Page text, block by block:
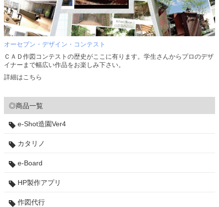
オーセブン・デザイン・コンテスト
ＣＡＤ作図コンテストの歴史がここに有ります。学生さんからプロのデザ
イナーまで幅広い作品をお楽しみ下さい。
詳細はこちら
◎商品一覧
e-Shot造園Ver4
カタリノ
e-Board
HP製作アプリ
作図代行